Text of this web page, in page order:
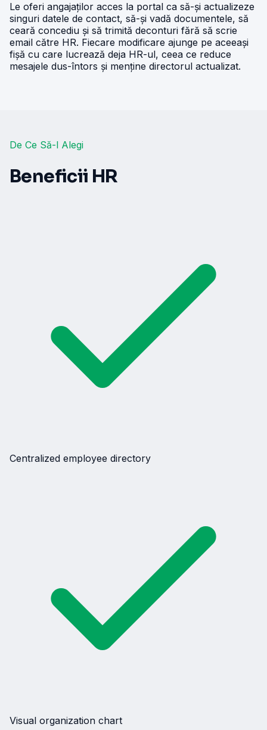
Le oferi angajaților acces la portal ca să-și actualizeze
singuri datele de contact, să-și vadă documentele, să
ceară concediu și să trimită deconturi fără să scrie
email către HR. Fiecare modificare ajunge pe aceeași
fișă cu care lucrează deja HR-ul, ceea ce reduce
mesajele dus-întors și menține directorul actualizat.
De Ce Să-l Alegi
Beneficii HR
Centralized employee directory
Visual organization chart